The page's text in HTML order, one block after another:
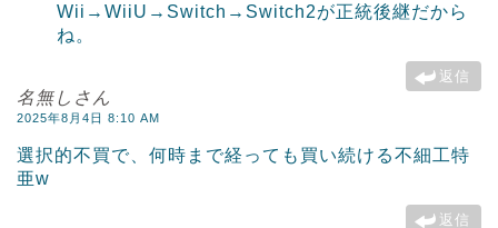
Wii→WiiU→Switch→Switch2が正統後継だから
ね。
返信
名無しさん
2025年8月4日 8:10 AM
選択的不買で、何時まで経っても買い続ける不細工特
亜w
返信